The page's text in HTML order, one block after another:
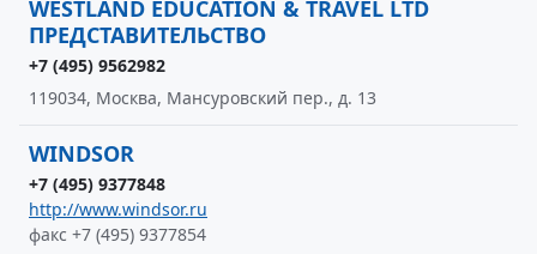
WESTLAND EDUCATION & TRAVEL LTD
ПРЕДСТАВИТЕЛЬСТВО
+7 (495) 9562982
119034, Москва, Мансуровский пер., д. 13
WINDSOR
+7 (495) 9377848
http://www.windsor.ru
факс +7 (495) 9377854